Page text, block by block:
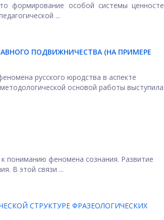
формирование особой системы
...
ПОДВИЖНИЧЕСТВА (НА ПРИМЕРЕ
русского юродства в аспекте
основой работы выступила
пониманию феномена сознания. Развитие
В этой связи ...
СТРУКТУРЕ ФРАЗЕОЛОГИЧЕСКИХ